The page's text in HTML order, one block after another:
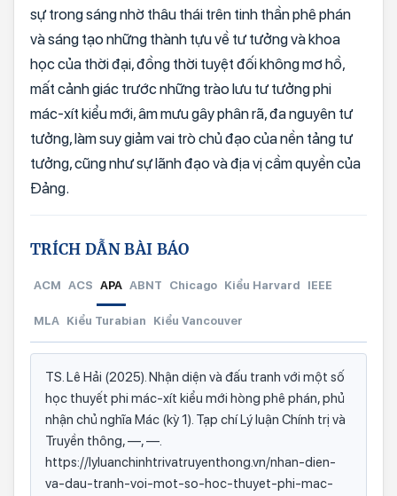
sự trong sáng nhờ thâu thái trên tinh thần phê phán
và sáng tạo những thành tựu về tư tưởng và khoa
học của thời đại, đồng thời tuyệt đối không mơ hồ,
mất cảnh giác trước những trào lưu tư tưởng phi
mác-xít kiểu mới, âm mưu gây phân rã, đa nguyên tư
tưởng, làm suy giảm vai trò chủ đạo của nền tảng tư
tưởng, cũng như sự lãnh đạo và địa vị cầm quyền của
Đảng.
TRÍCH DẪN BÀI BÁO
ACM ACS APA ABNT Chicago Kiểu Harvard IEEE
MLA Kiểu Turabian Kiểu Vancouver
TS. Lê Hải (2025). Nhận diện và đấu tranh với một số
học thuyết phi mác-xít kiểu mới hòng phê phán, phủ
nhận chủ nghĩa Mác (kỳ 1). Tạp chí Lý luận Chính trị và
Truyền thông, —, —.
https://lyluanchinhtrivatruyenthong.vn/nhan-dien-
va-dau-tranh-voi-mot-so-hoc-thuyet-phi-mac-